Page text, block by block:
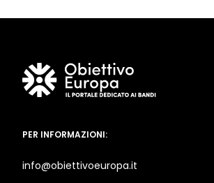
PER INFORMAZIONI:
info@obiettivoeuropa.it